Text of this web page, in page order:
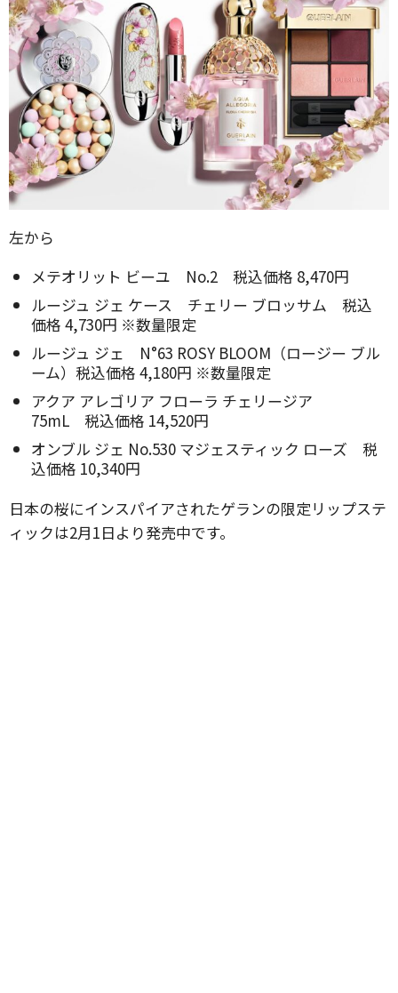
左から
メテオリット ビーユ No.2 税込価格 8,470円
ルージュ ジェ ケース チェリー ブロッサム 税込
価格 4,730円 ※数量限定
ルージュ ジェ N°63 ROSY BLOOM（ロージー ブル
ーム）税込価格 4,180円 ※数量限定
アクア アレゴリア フローラ チェリージア
75mL 税込価格 14,520円
オンブル ジェ No.530 マジェスティック ローズ 税
込価格 10,340円
日本の桜にインスパイアされたゲランの限定リップステ
ィックは2月1日より発売中です。